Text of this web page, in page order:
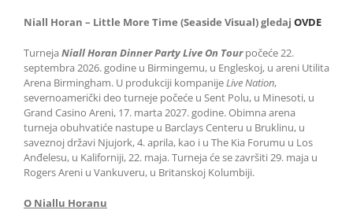
Niall Horan – Little More Time (Seaside Visual) gledaj OVDE
Turneja Niall Horan Dinner Party Live On Tourpočeće 22.
septembra 2026. godine u Birmingemu, u Engleskoj, u areni Utilita
Arena Birmingham. U produkciji kompanijeLive Nation,
severnoamerički deo turneje počeće u Sent Polu, u Minesoti, u
Grand Casino Areni, 17. marta 2027. godine. Obimna arena
turneja obuhvatiće nastupe u Barclays Centeru u Bruklinu, u
saveznoj državi Njujork, 4. aprila, kao i u The Kia Forumu u Los
Anđelesu, u Kaliforniji, 22. maja. Turneja će se završiti 29. maja u
Rogers Areni u Vankuveru, u Britanskoj Kolumbiji.
O Niallu Horanu